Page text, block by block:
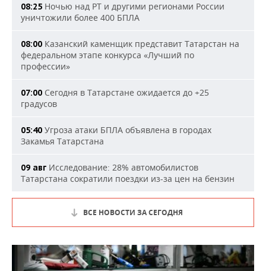
08:25 Ночью над РТ и другими регионами России
уничтожили более 400 БПЛА
08:00 Казанский каменщик представит Татарстан на
федеральном этапе конкурса «Лучший по
профессии»
07:00 Сегодня в Татарстане ожидается до +25
градусов
05:40 Угроза атаки БПЛА объявлена в городах
Закамья Татарстана
09 авг Исследование: 28% автомобилистов
Татарстана сократили поездки из-за цен на бензин
ВСЕ НОВОСТИ ЗА СЕГОДНЯ